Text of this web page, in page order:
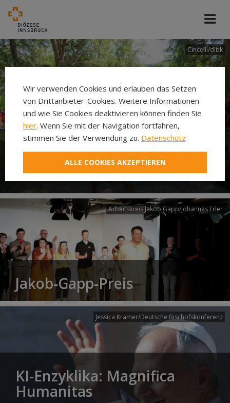
Cincelli/dibk
Neuer Pilgerweg Via
Laudato si’
Arbeitskreis Jakob Gapp/Johannes Erler
Jakob-Gapp-Preis
Jessica Krämer/Deutsche Bischofskonferenz
KI-Enzyklika: Magnifica
Humanitas
Wir verwenden Cookies und erlauben das Setzen
von Drittanbieter-Cookies. Weitere Informationen
und wie Sie Cookies deaktivieren können finden Sie
hier. Wenn Sie mit der Navigation fortfahren,
stimmen Sie der Verwendung zu. Datenschutz
ALLE COOKIES AKZEPTIEREN